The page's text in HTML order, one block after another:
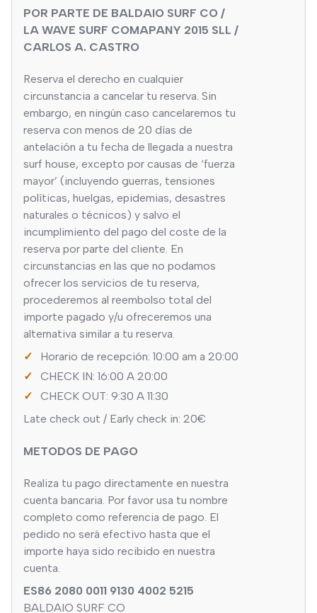
POR PARTE DE BALDAIO SURF CO /
LA WAVE SURF COMAPANY 2015 SLL /
CARLOS A. CASTRO
Reserva el derecho en cualquier
circunstancia a cancelar tu reserva. Sin
embargo, en ningún caso cancelaremos tu
reserva con menos de 20 días de
antelación a tu fecha de llegada a nuestra
surf house, excepto por causas de ‘fuerza
mayor’ (incluyendo guerras, tensiones
políticas, huelgas, epidemias, desastres
naturales o técnicos) y salvo el
incumplimiento del pago del coste de la
reserva por parte del cliente. En
circunstancias en las que no podamos
ofrecer los servicios de tu reserva,
procederemos al reembolso total del
importe pagado y/u ofreceremos una
alternativa similar a tu reserva.
Horario de recepción: 10:00 am a 20:00
CHECK IN: 16:00 A 20:00
CHECK OUT: 9:30 A 11:30
Late check out / Early check in: 20€
METODOS DE PAGO
Realiza tu pago directamente en nuestra
cuenta bancaria. Por favor usa tu nombre
completo como referencia de pago. El
pedido no será efectivo hasta que el
importe haya sido recibido en nuestra
cuenta.
ES86 2080 0011 9130 4002 5215
BALDAIO SURF CO